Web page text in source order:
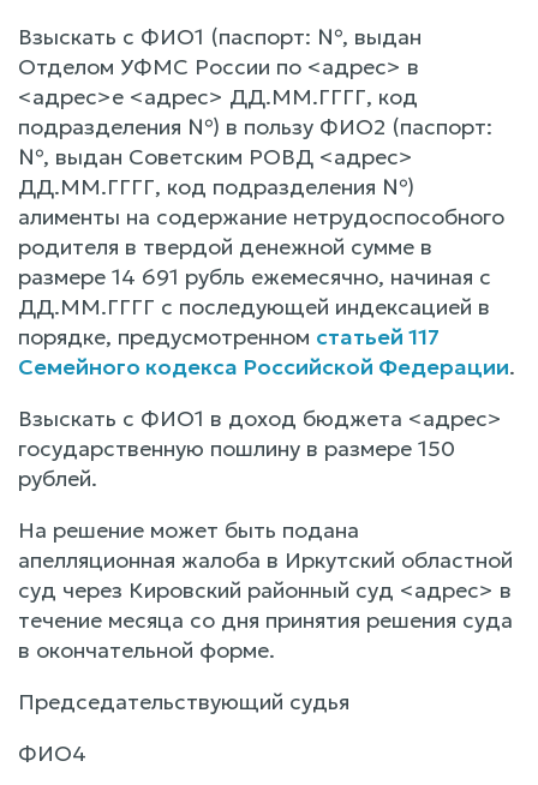
Взыскать с ФИО1 (паспорт: №, выдан
Отделом УФМС России по <адрес> в
<адрес>е <адрес> ДД.ММ.ГГГГ, код
подразделения №) в пользу ФИО2 (паспорт:
№, выдан Советским РОВД <адрес>
ДД.ММ.ГГГГ, код подразделения №)
алименты на содержание нетрудоспособного
родителя в твердой денежной сумме в
размере 14 691 рубль ежемесячно, начиная с
ДД.ММ.ГГГГ с последующей индексацией в
порядке, предусмотренном статьей 117
Семейного кодекса Российской Федерации.
Взыскать с ФИО1 в доход бюджета <адрес>
государственную пошлину в размере 150
рублей.
На решение может быть подана
апелляционная жалоба в Иркутский областной
суд через Кировский районный суд <адрес> в
течение месяца со дня принятия решения суда
в окончательной форме.
Председательствующий судья
ФИО4